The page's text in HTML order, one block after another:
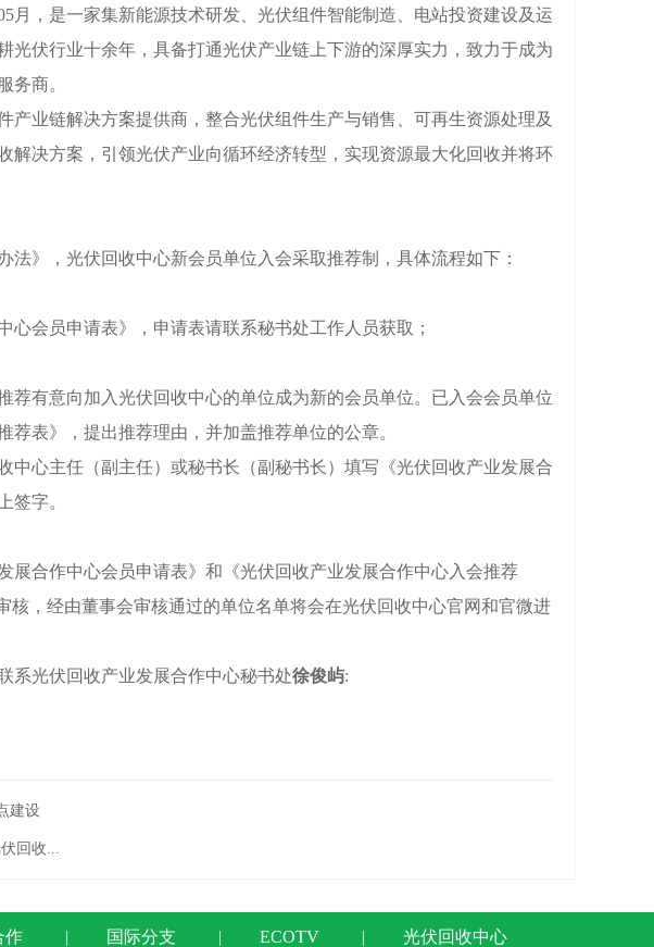
，是一家集新能源技术研发、光伏组件智能制造、电站投资建设及运
光伏行业十余年，具备打通光伏产业链上下游的深厚实力，致力于成为
务商。
业链解决方案提供商，整合光伏组件生产与销售、可再生资源处理及
解决方案，引领光伏产业向循环经济转型，实现资源最大化回收并将环
》，光伏回收中心新会员单位入会采取推荐制，具体流程如下：
会员申请表》，申请表请联系秘书处工作人员获取；
有意向加入光伏回收中心的单位成为新的会员单位。已入会会员单位
表》，提出推荐理由，并加盖推荐单位的公章。
心主任（副主任）或秘书长（副秘书长）填写《光伏回收产业发展合
签字。
合作中心会员申请表》和《光伏回收产业发展合作中心入会推荐
核，经由董事会审核通过的单位名单将会在光伏回收中心官网和官微进
光伏回收产业发展合作中心秘书处徐俊屿:
建设
回收...
作 | 国际分支 | ECOTV | 光伏回收中心